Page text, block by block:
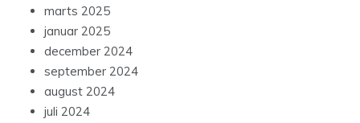
marts 2025
januar 2025
december 2024
september 2024
august 2024
juli 2024